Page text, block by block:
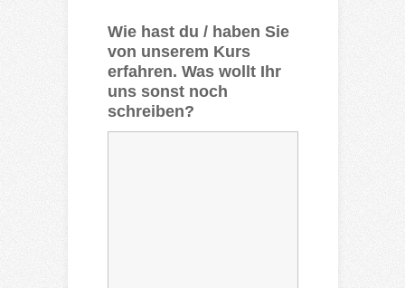
Wie hast du / haben Sie
von unserem Kurs
erfahren. Was wollt Ihr
uns sonst noch
schreiben?